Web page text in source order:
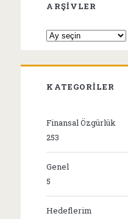
ARŞIVLER
Arşivler
KATEGORILER
Finansal Özgürlük
253
Genel
5
Hedeflerim